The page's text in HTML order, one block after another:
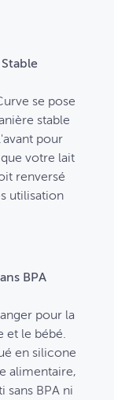
Stable
se pose
stable
pour
votre lait
renversé
utilisation
BPA
pour la
et le bébé.
en silicone
alimentaire,
sans BPA ni